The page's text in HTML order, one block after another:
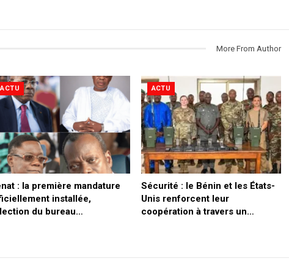
More From Author
ACTU
: la première mandature
installée,
du bureau…
ACTU
Sécurité : le Bénin et les États-
Unis renforcent leur
coopération à travers un…